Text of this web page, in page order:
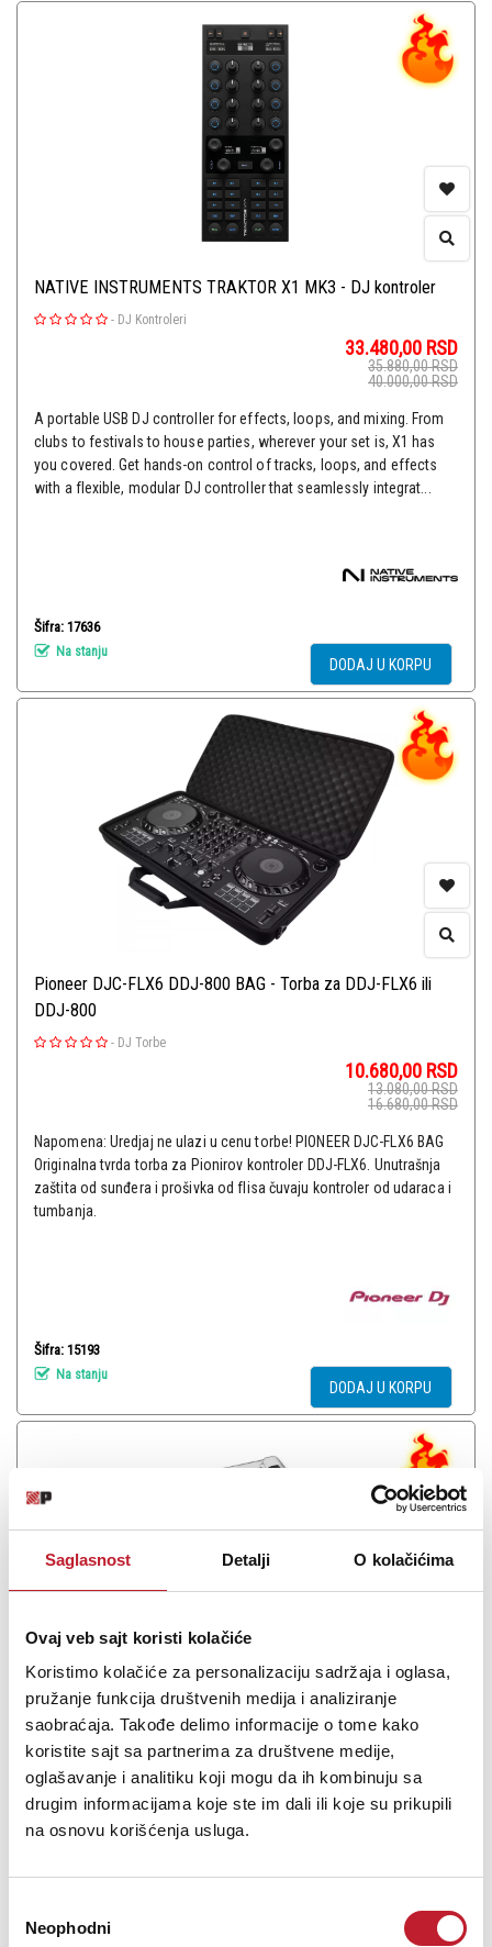
Saglasnost Detalji O kolačićima
Ovaj veb sajt koristi kolačiće
Koristimo kolačiće za personalizaciju sadržaja i oglasa,
pružanje funkcija društvenih medija i analiziranje
saobraćaja. Takođe delimo informacije o tome kako
koristite sajt sa partnerima za društvene medije,
oglašavanje i analitiku koji mogu da ih kombinuju sa
drugim informacijama koje ste im dali ili koje su prikupili
na osnovu korišćenja usluga.
сагласности
Neophodni
NATIVE INSTRUMENTS TRAKTOR X1 MK3 - DJ kontroler
- DJ Kontroleri
33.480,00 RSD
35.880,00RSD
40.000,00RSD
A portable USB DJ controller for effects, loops, and mixing. From
clubs to festivals to house parties, wherever your set is, X1 has
you covered. Get hands-on control of tracks, loops, and effects
with a flexible, modular DJ controller that seamlessly integrat...
Šifra: 17636
Na stanju
DODAJ U KORPU
Pioneer DJC-FLX6 DDJ-800 BAG - Torba za DDJ-FLX6 ili
DDJ-800
- DJ Torbe
10.680,00 RSD
13.080,00RSD
16.680,00RSD
Napomena: Uredjaj ne ulazi u cenu torbe! PIONEER DJC-FLX6 BAG
Originalna tvrda torba za Pionirov kontroler DDJ-FLX6. Unutrašnja
zaštita od sunđera i prošivka od flisa čuvaju kontroler od udaraca i
tumbanja.
Šifra: 15193
Na stanju
DODAJ U KORPU
Decksaver 12 Mixer Cover DJM-800, 850, Xone 43, Xone 92
3.480,00
4.680,00
5.520,00RSD
NAPOMENA: Naznačena cena je samo za poklopac, odnosno
polycarbonate, a tough tr...